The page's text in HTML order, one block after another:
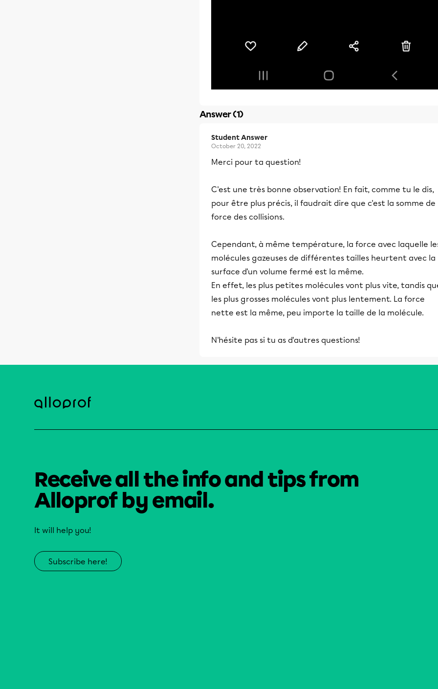
Answer (1)
Student Answer
October 20, 2022
Merci pour ta question!
C'est une très bonne observation! En fait, comme tu le dis,
pour être plus précis, il faudrait dire que c'est la somme de
force des collisions.
Cependant, à même température, la force avec laquelle
molécules gazeuses de différentes tailles heurtent avec la
surface d'un volume fermé est la même.
En effet, les plus petites molécules vont plus vite, tandis
les plus grosses molécules vont plus lentement. La force
nette est la même, peu importe la taille de la molécule.
N'hésite pas si tu as d'autres questions!
Receive all the info and tips from
Alloprof by email.
It will help you!
Subscribe here!